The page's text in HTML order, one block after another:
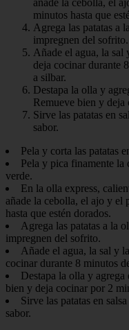
añade la cebolla, el
minutos hasta que
Agrega las patatas a
impregnen del sofrito.
Añade el agua, la
deja cocinar durante
a silbar.
Destapa la olla y
Remueve bien y deja
Sirve las patatas en
sabor.
Pela y corta las patatas
Pela y pica finamente la
verde.
En la olla express,
añade la cebolla, el ajo y el
hasta que estén dorados.
Agrega las patatas a la
impregnen del sofrito.
Añade el agua, la sal y
cocinar durante 8 minutos
Destapa la olla y
bien y deja cocinar por 2
Sirve las patatas en
sabor.